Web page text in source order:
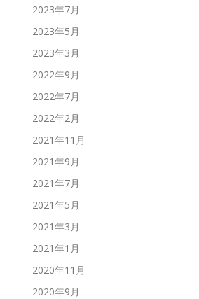
2023年7月
2023年5月
2023年3月
2022年9月
2022年7月
2022年2月
2021年11月
2021年9月
2021年7月
2021年5月
2021年3月
2021年1月
2020年11月
2020年9月